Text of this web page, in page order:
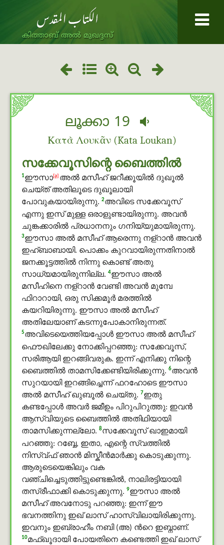
കിത്താബ് അൽ മുഖദ്ദസ്
ലൂക്കാ 19
Κατὰ Λουκᾶν (Kata Loukan)
സക്കേവൂസിന്റെ ബൈത്തില്‍
1ഈസാ[a] അൽ മസീഹ് ജറീക്കൂയില്‍ ദുഖൂൽ
ചെയ്ത് അതിലൂടെ ദുഖൂലായി
പോവുകയായിരുന്നു. 2അവിടെ സക്കേവൂസ്
എന്നു ഇസ് മുള്ള ഒരാളുണ്ടായിരുന്നു. അവന്‍
ചുങ്കക്കാരില്‍ പ്രധാനനും ഗനിയ്യുമായിരുന്നു.
3ഈസാ അൽ മസീഹ് ആരെന്നു നള്റാന്‍ അവന്‍
ഇഹ്ബാബായി. പൊക്കം കുറവായിരുന്നതിനാല്‍
ജനക്കൂട്ടത്തില്‍ നിന്നു കൊണ്ട് അതു
സാധ്യമായിരുന്നില്ല. 4ഈസാ അൽ
മസീഹിനെ നള്റാന്‍ വേണ്ടി അവന്‍ മുമ്പേ
ഫിറാറായി, ഒരു സിക്കമൂര്‍ മരത്തില്‍
കയറിയിരുന്നു. ഈസാ അൽ മസീഹ്
അതിലേയാണ് കടന്നുപോകാനിരുന്നത്.
5അവിടെയെത്തിയപ്പോള്‍ ഈസാ അൽ മസീഹ്
ഫൌഖിലേക്കു നോക്കിപ്പറഞ്ഞു: സക്കേവൂസ്,
സരിആയി ഇറങ്ങിവരുക. ഇന്ന് എനിക്കു നിന്റെ
ബൈത്തിൽ താമസിക്കേണ്ടിയിരിക്കുന്നു. 6അവന്‍
സുറയായി ഇറങ്ങിച്ചെന്ന് ഫറഹോടെ ഈസാ
അൽ മസീഹ് ഖുബൂൽ ചെയ്തു. 7ഇതു
കണ്ടപ്പോള്‍ അവർ ജമീഉം പിറുപിറുത്തു: ഇവന്‍
ആസ്വിയുടെ ബൈത്തിൽ അതിഥിയായി
താമസിക്കുന്നല്ലോ. 8സക്കേവൂസ് ഖാഇമായി
പറഞ്ഞു: റബ്ബേ, ഇതാ, എന്റെ സ്വത്തില്‍
നിസ്വ്ഫ് ഞാന്‍ മിസ്കീൻമാര്‍ക്കു കൊടുക്കുന്നു.
ആരുടെയെങ്കിലും വക
വഞ്ചിച്ചെടുത്തിട്ടുണ്ടെങ്കില്‍, നാലിരട്ടിയായി
തസ്രീഫാക്കി കൊടുക്കുന്നു. 9ഈസാ അൽ
മസീഹ് അവനോടു പറഞ്ഞു: ഇന്ന് ഈ
ഭവനത്തിനു ഇഖ് ലാസ് ഹാസ്വിലായിരിക്കുന്നു.
ഇവനും ഇബ്രാഹീം നബി (അ) ന്‍റെ ഇബ്നാണ്.
10മഫ്ഖൂദായി പോയതിനെ കണ്ടെത്തി ഇഖ് ലാസ്